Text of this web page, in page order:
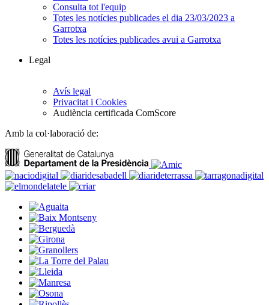
Consulta tot l'equip
Totes les notícies publicades el dia 23/03/2023 a
Garrotxa
Totes les notícies publicades avui a Garrotxa
Legal
Avís legal
Privacitat i Cookies
Audiència certificada ComScore
Amb la col·laboració de: